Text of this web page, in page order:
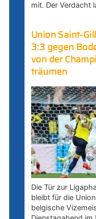
mit. Der Verdacht
Union Saint-
3:3 gegen
von der
träumen
Die Tür zur
bleibt für die
belgische